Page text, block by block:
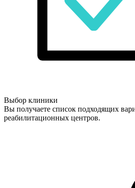
Выбор клиники
Вы получаете список подходящих
реабилитационных центров.